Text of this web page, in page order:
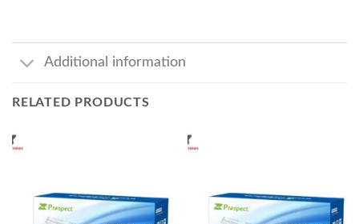
Additional information
RELATED PRODUCTS